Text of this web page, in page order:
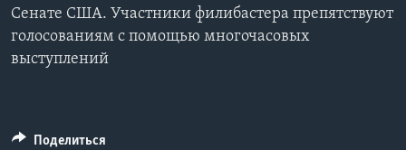
Сенате США. Участники филибастера препятствуют
голосованиям с помощью многочасовых
выступлений
Поделиться